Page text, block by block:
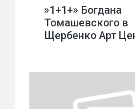
»1+1+» Богдана
Томашевского в
Щербенко Арт